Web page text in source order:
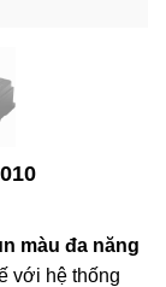
màu đa năng
với hệ thống